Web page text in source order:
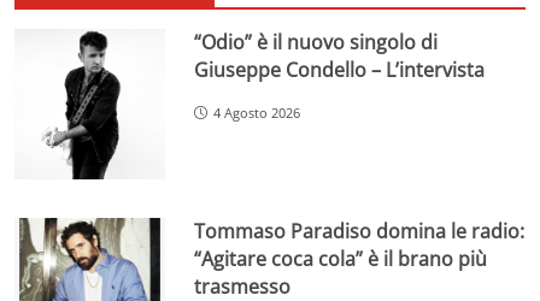
“Odio” è il nuovo singolo di
Giuseppe Condello – L’intervista
4 Agosto 2026
Tommaso Paradiso domina le radio:
“Agitare coca cola” è il brano più
trasmesso